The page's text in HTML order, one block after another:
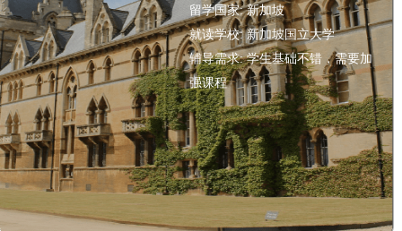
留学国家:新加坡
就读学校:新加坡国立大学
辅导需求:学生基础不错，需要加
强课程